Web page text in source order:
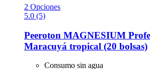
2 Opciones
5.0 (5)
Peeroton MAGNESIUM
Maracuyá tropical (20 bolsas)
Consumo sin agua